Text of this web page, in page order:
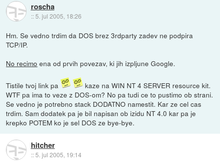
roscha
:: 5. jul 2005, 18:26
Hm. Se vedno trdim da DOS brez 3rdparty zadev ne podpira
TCP/IP.
No recimo ena od prvih povezav, ki jih izpljune Google.
Tistile tvoj link pa
kaze na WIN NT 4 SERVER resource kit.
WTF pa ima to veze z DOS-om? No pa tudi ce to pustimo ob strani.
Se vedno je potrebno stack DODATNO namestit. Kar ze cel cas
trdim. Sam dodatek pa je bil napisan ob izidu NT 4.0 kar pa je
krepko POTEM ko je sel DOS ze bye-bye.
hitcher
::5. jul 2005, 19:14